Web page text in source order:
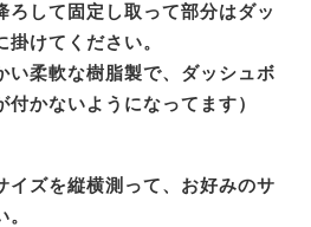
ろして固定し取って部分はダッ
けてください。
い柔軟な樹脂製で、ダッシュボ
かないようになってます）
イズを縦横測って、お好みのサ